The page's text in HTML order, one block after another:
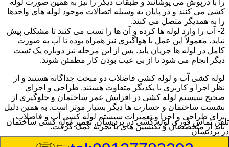
کشی می کنند و در پایان به وسیله اتصالات موجود لوله های واحدها
را به همدیگر متصل می کنند.
2- آب را وارد لوله ها کرده و آن ها را تست می کنند تا مشکلی پیش
نیاید، معمولاً این عمل با هواگیری نیز همراه بوده تا آب به صورت
کامل در لوله ها جریان یابد. پس از این مرحله نیز دوباره یک تست
دیگر انجام می شود تا از بی عیب بودن کار مطمئن شوند.
لوله کشی آب و لوله کشی فاضلاب دو مبحث جداگانه هستند و از
نظر اجرا و کاربری با یکدیگر متفاوت هستند. طراحی و اجرای
صحیح سیستم لوله کشی در افزایش عمر ساختمان و جلوگیری از
نشست ساختمان و خسارت ها دیگر بسیار موثر است. به همین دلیل
برای طراحی و اجرا و تعمیرات سیستم لوله کشی آب و فاضلاب
باید از متخصصان و تکنسین های با تجربه کمک گرفت.
تلفن تماس فوریلوله کشی در پردیسان, تعمیر لوله کشی ساختمان
در پردیسان